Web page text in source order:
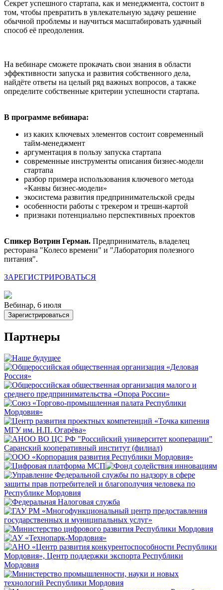
Секрет успешного стартапа, как и менеджмента, состоит в
том, чтобы превратить в увлекательную задачу решение
обычной проблемы и научиться масштабировать удачный
способ её преодоления.
На вебинаре сможете прокачать свои знания в области
эффективности запуска и развития собственного дела,
найдёте ответы на целый ряд важных вопросов, а также
определите собственные критерии успешности стартапа.
В программе вебинара:
из каких ключевых элементов состоит современный
тайм-менеджмент
аргументация в пользу запуска стартапа
современные инструменты описания бизнес-модели
стартапа
разбор примера использования ключевого метода
«Канвы бизнес-модели»
экосистема развития предпринимательской среды
особенности работы с трекером и трешн-картой
признаки потенциально перспективных проектов
Спикер Вотрин Герман. Предприниматель, владелец
ресторана "Колесо времени" и "Лаборатория полезного
питания".
ЗАРЕГИСТРИРОВАТЬСЯ
Вебинар, 6 июля
Зарегистрироваться
Партнеры